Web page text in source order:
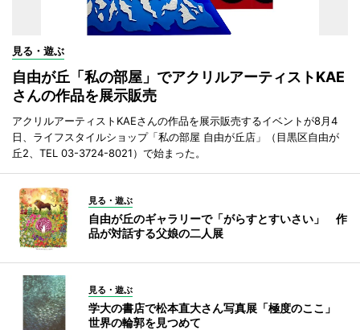
見る・遊ぶ
自由が丘「私の部屋」でアクリルアーティストKAE
さんの作品を展示販売
アクリルアーティストKAEさんの作品を展示販売するイベントが8月4
日、ライフスタイルショップ「私の部屋 自由が丘店」（目黒区自由が
丘2、TEL 03-3724-8021）で始まった。
見る・遊ぶ
自由が丘のギャラリーで「がらすとすいさい」 作
品が対話する父娘の二人展
見る・遊ぶ
学大の書店で松本直大さん写真展「極度のここ」
世界の輪郭を見つめて